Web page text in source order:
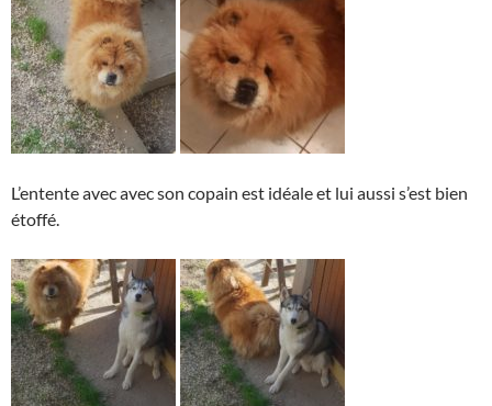
L’entente avec avec son copain est idéale et lui aussi s’est bien
étoffé.